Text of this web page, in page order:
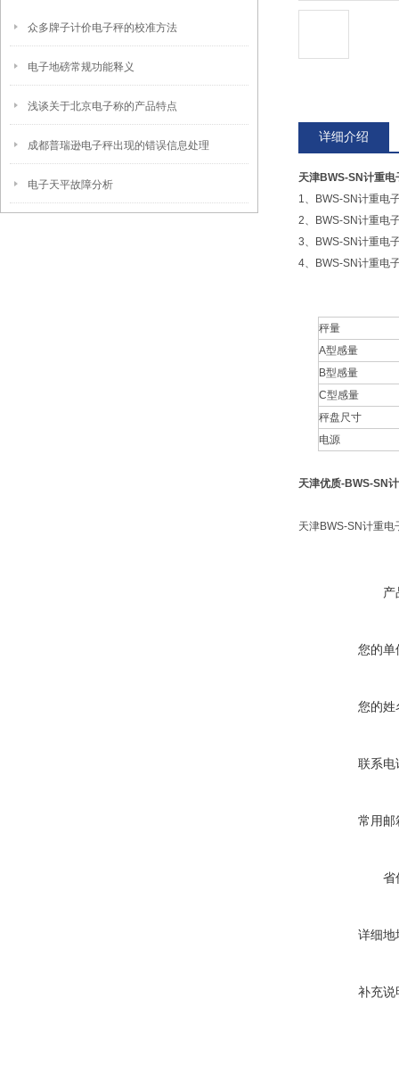
众多牌子计价电子秤的校准方法
电子地磅常规功能释义
浅谈关于北京电子称的产品特点
成都普瑞逊电子秤出现的错误信息处理
电子天平故障分析
详细介绍
天津BWS-SN计重电
1、BWS-SN计重电
2、BWS-SN计重电
3、BWS-SN计重电
4、BWS-SN计重电
秤量
A型感量
B型感量
C型感量
秤盘尺寸
电源
天津优质-BWS-SN
天津BWS-SN计重电
产
您的单
您的姓
联系电
常用邮
省
详细地
补充说